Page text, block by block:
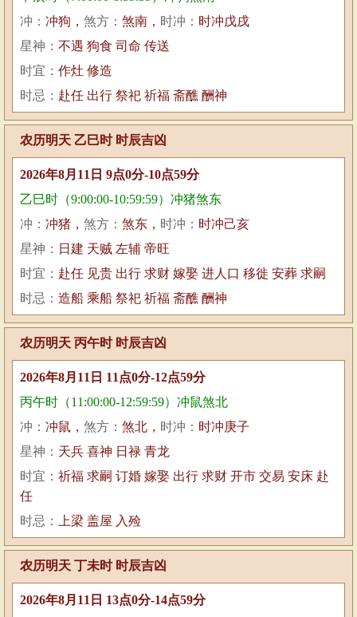
冲： 冲狗， 煞方： 煞南， 时冲： 时冲戊戌
星神： 不遇 狗食 司命 传送
时宜： 作灶 修造
时忌： 赴任 出行 祭祀 祈福 斋醮 酬神
农历明天 乙巳时 时辰吉凶
2026年8月11日 9点0分-10点59分
乙巳时（9:00:00-10:59:59）冲猪煞东
冲： 冲猪， 煞方： 煞东， 时冲： 时冲己亥
星神： 日建 天贼 左辅 帝旺
时宜： 赴任 见贵 出行 求财 嫁娶 进人口 移徙 安葬 求嗣
时忌： 造船 乘船 祭祀 祈福 斋醮 酬神
农历明天 丙午时 时辰吉凶
2026年8月11日 11点0分-12点59分
丙午时（11:00:00-12:59:59）冲鼠煞北
冲： 冲鼠， 煞方： 煞北， 时冲： 时冲庚子
星神： 天兵 喜神 日禄 青龙
时宜： 祈福 求嗣 订婚 嫁娶 出行 求财 开市 交易 安床 赴
任
时忌：
上梁 盖屋 入殓
农历明天 丁未时 时辰吉凶
2026年8月11日 13点0分-14点59分